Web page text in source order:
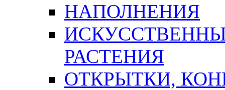
НАПОЛНЕНИЯ
РАСТЕНИЯ
ОТКРЫТКИ,